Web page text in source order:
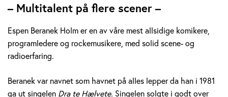
p
e
n
B
– Multitalent på flere scener –
Espen Beranek Holm er en av våre mest allsidige komikere,
programledere og rockemusikere, med solid scene- og
radioerfaring.
Beranek var navnet som havnet på alles lepper da han i 1981
ga ut singelen Dra te Hælvete. Singelen solgte i godt over